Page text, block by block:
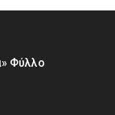
Φύλλο